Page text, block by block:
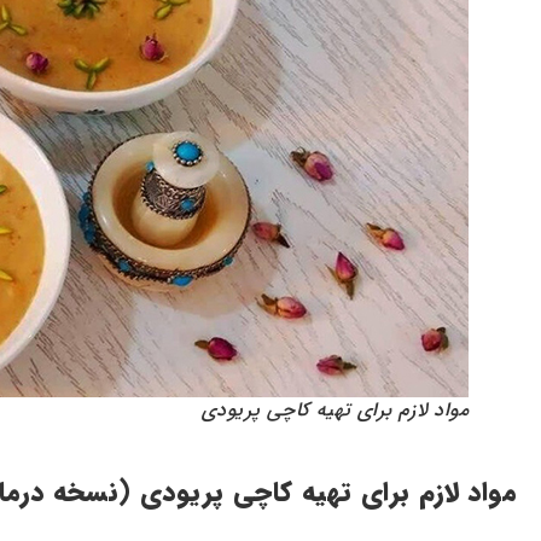
مواد لازم برای تهیه کاچی پریودی
مواد لازم برای تهیه کاچی پریودی (نسخه